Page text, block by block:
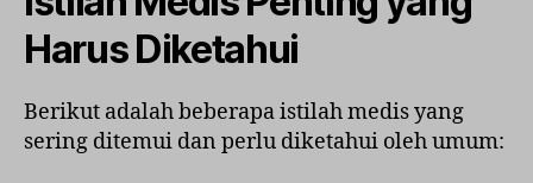
Harus Diketahui
Berikut adalah beberapa istilah medis yang
sering ditemui dan perlu diketahui oleh umum: